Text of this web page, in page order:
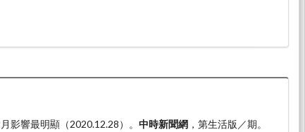
影響最明顯（2020.12.28）。 中時新聞網 ，第生活版／期。